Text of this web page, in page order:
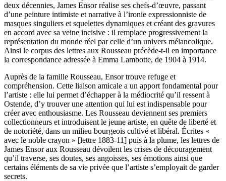
deux décennies, James Ensor réalise ses chefs-d’œuvre, passant
d’une peinture intimiste et narrative à l’ironie expressionniste de
masques singuliers et squelettes dynamiques et créant des gravures
en accord avec sa veine incisive : il remplace progressivement la
représentation du monde réel par celle d’un univers mélancolique.
Ainsi le corpus des lettres aux Rousseau précède-t-il en importance
la correspondance adressée à Emma Lambotte, de 1904 à 1914.
Auprès de la famille Rousseau, Ensor trouve refuge et
compréhension. Cette liaison amicale a un apport fondamental pour
l’artiste : elle lui permet d’échapper à la médiocrité qu’il ressent à
Ostende, d’y trouver une attention qui lui est indispensable pour
créer avec enthousiasme. Les Rousseau deviennent ses premiers
collectionneurs et introduisent le jeune artiste, en quête de liberté et
de notoriété, dans un milieu bourgeois cultivé et libéral. Écrites «
avec le noble crayon » [lettre 1883-11] puis à la plume, les lettres de
James Ensor aux Rousseau dévoilent les crises de découragement
qu’il traverse, ses doutes, ses angoisses, ses émotions ainsi que
certains éléments de sa vie privée que l’artiste s’employait de garder
secrets.